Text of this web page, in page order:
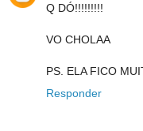
Q DÓ!!!!!!!!!
VO CHOLAA
PS. ELA FICO
Responder